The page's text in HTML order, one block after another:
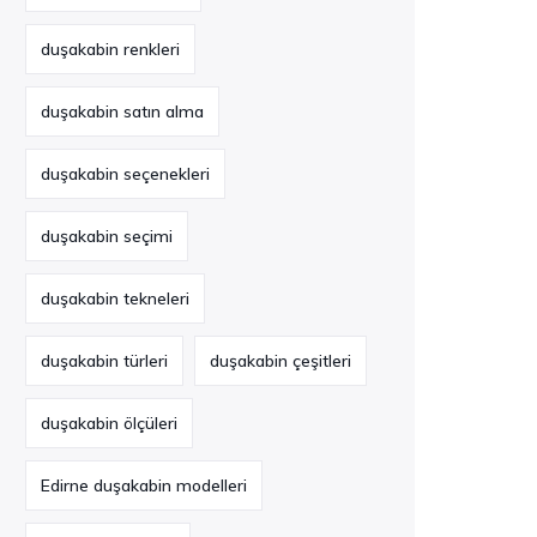
duşakabin renkleri
duşakabin satın alma
duşakabin seçenekleri
duşakabin seçimi
duşakabin tekneleri
duşakabin türleri duşakabin çeşitleri
duşakabin ölçüleri
Edirne duşakabin modelleri